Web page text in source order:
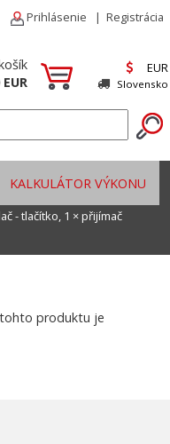
Prihlásenie | Registrácia
EUR
EUR
Slovensko
KALKULÁTOR VÝKONU
- tlačítko, 1 × přijímač
produktu je